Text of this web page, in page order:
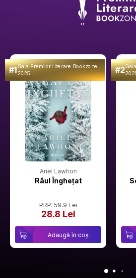
#1Gala Premilor Literare Bookzone
2025
Ariel Lawhon
Râul Înghețat
PRP: 59.9 Lei
28.8 Lei
Adaugă în coș
#2